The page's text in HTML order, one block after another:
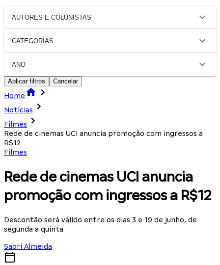
AUTORES E COLUNISTAS
CATEGORIAS
ANO
Aplicar filtros Cancelar
Home
Notícias
Filmes
Rede de cinemas UCI anuncia promoção com ingressos a
R$12
Filmes
Rede de cinemas UCI anuncia
promoção com ingressos a R$12
Descontão será válido entre os dias 3 e 19 de junho, de
segunda a quinta
Saori Almeida